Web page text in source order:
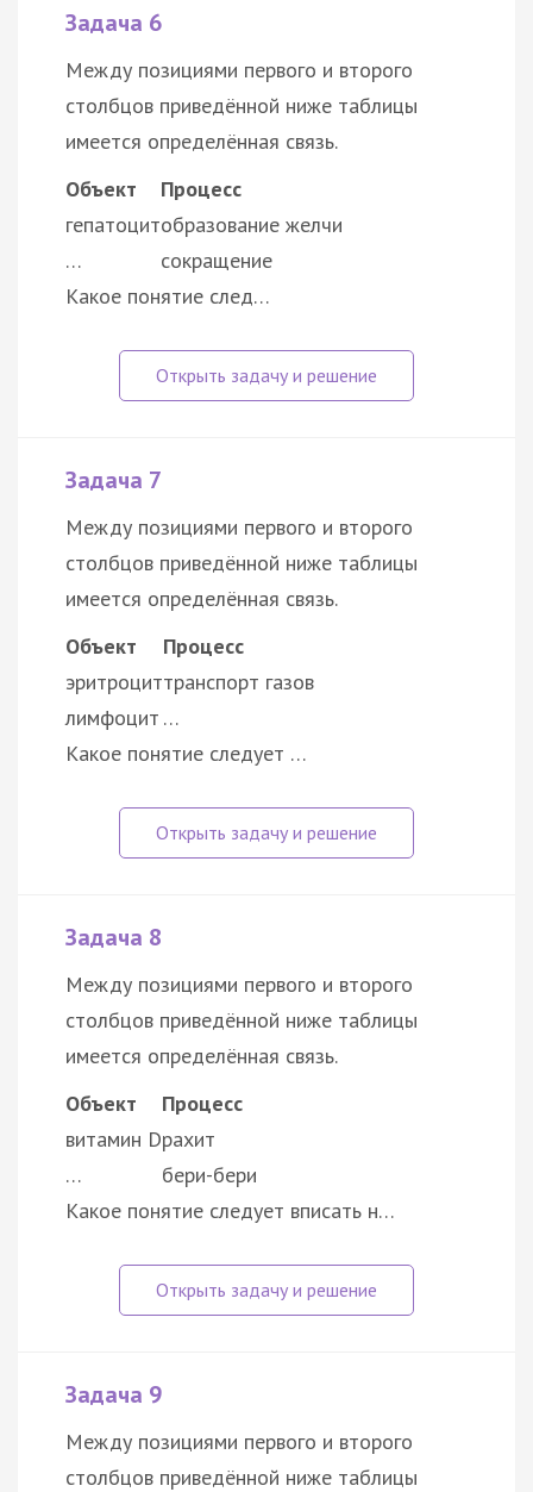
Задача 6
Между позициями первого и второго
столбцов приведённой ниже таблицы
имеется определённая связь.
Объект
Процесс
гепатоцитобразование желчи
…
сокращение
Какое понятие след…
Задача 7
Между позициями первого и второго
столбцов приведённой ниже таблицы
имеется определённая связь.
Объект
Процесс
эритроциттранспорт газов
лимфоцит …
Какое понятие следует …
Задача 8
Между позициями первого и второго
столбцов приведённой ниже таблицы
имеется определённая связь.
Объект
Процесс
витамин Dрахит
…
бери-бери
Какое понятие следует вписать н…
Задача 9
Между позициями первого и второго
столбцов приведённой ниже таблицы